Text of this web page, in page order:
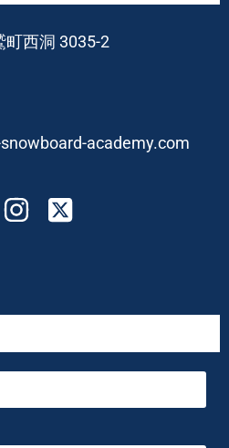
西洞 3035-2
academy.com